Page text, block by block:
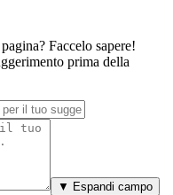
Faccelo sapere!
prima della
▼ Espandi campo